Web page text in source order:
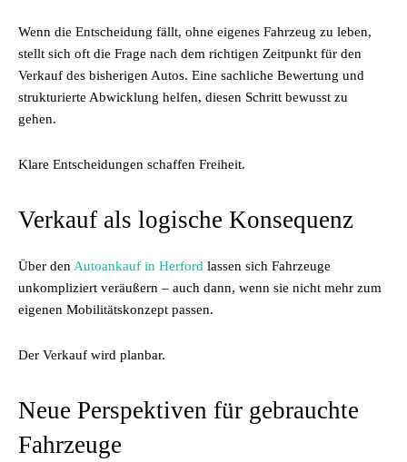
Wenn die Entscheidung fällt, ohne eigenes Fahrzeug zu leben,
stellt sich oft die Frage nach dem richtigen Zeitpunkt für den
Verkauf des bisherigen Autos. Eine sachliche Bewertung und
strukturierte Abwicklung helfen, diesen Schritt bewusst zu
gehen.
Klare Entscheidungen schaffen Freiheit.
Verkauf als logische Konsequenz
Über den Autoankauf in Herford lassen sich Fahrzeuge
unkompliziert veräußern – auch dann, wenn sie nicht mehr zum
eigenen Mobilitätskonzept passen.
Der Verkauf wird planbar.
Neue Perspektiven für gebrauchte
Fahrzeuge